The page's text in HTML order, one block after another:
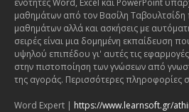
ενότητες Word, Excel και PowerPoint
μαθημάτων από τον Βασίλη Ταβουλτσίδη
μαθημάτων αλλά και ασκήσεις με
σειρές είναι μια δομημένη εκπαίδευση
υψηλού επιπέδου γι' αυτές τις
στην πιστοποίηση των γνώσεων από
της αγοράς. Περισσότερες πληροφορίες
Word Expert | https://www.learnsoft.gr/